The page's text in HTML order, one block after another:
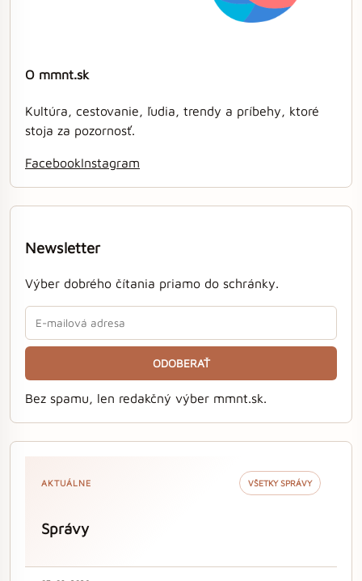
O mmnt.sk
Kultúra, cestovanie, ľudia, trendy a príbehy, ktoré
stoja za pozornosť.
FacebookInstagram
Newsletter
Výber dobrého čítania priamo do schránky.
ODOBERAŤ
Bez spamu, len redakčný výber mmnt.sk.
AKTUÁLNE VŠETKY SPRÁVY
Správy